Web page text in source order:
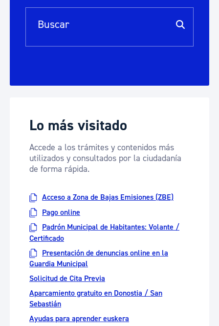
Barra de búsqueda
Lo más visitado
Accede a los trámites y contenidos más
utilizados y consultados por la ciudadanía
de forma rápida.
Acceso a Zona de Bajas Emisiones (ZBE)
Pago online
Padrón Municipal de Habitantes: Volante /
Certificado
Presentación de denuncias online en la
Guardia Municipal
Solicitud de Cita Previa
Aparcamiento gratuito en Donostia / San
Sebastián
Ayudas para aprender euskera